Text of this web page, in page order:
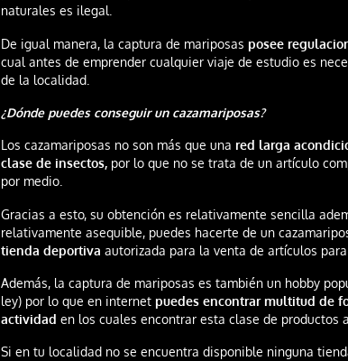
naturales es ilegal.
De igual manera, la captura de mariposasposee
cual antes de emprender cualquier viaje de estudio es
de la localidad.
¿Dónde puedes conseguir un cazamariposas?
Los cazamariposas no son más que una red larga
clase de insectos, por lo que no se trata de un artículo
por medio.
Gracias a esto, su obtención es relativamente sencilla
relativamente asequible, puedes hacerte de un
tienda deportiva autorizada para la venta de artículos para
Además, la captura de mariposas es también un hobby
ley) por lo que en internetpuedes encontrar multitud de
actividad en los cuales encontrar esta clase de productos
Si en tu localidad no se encuentra disponible ninguna